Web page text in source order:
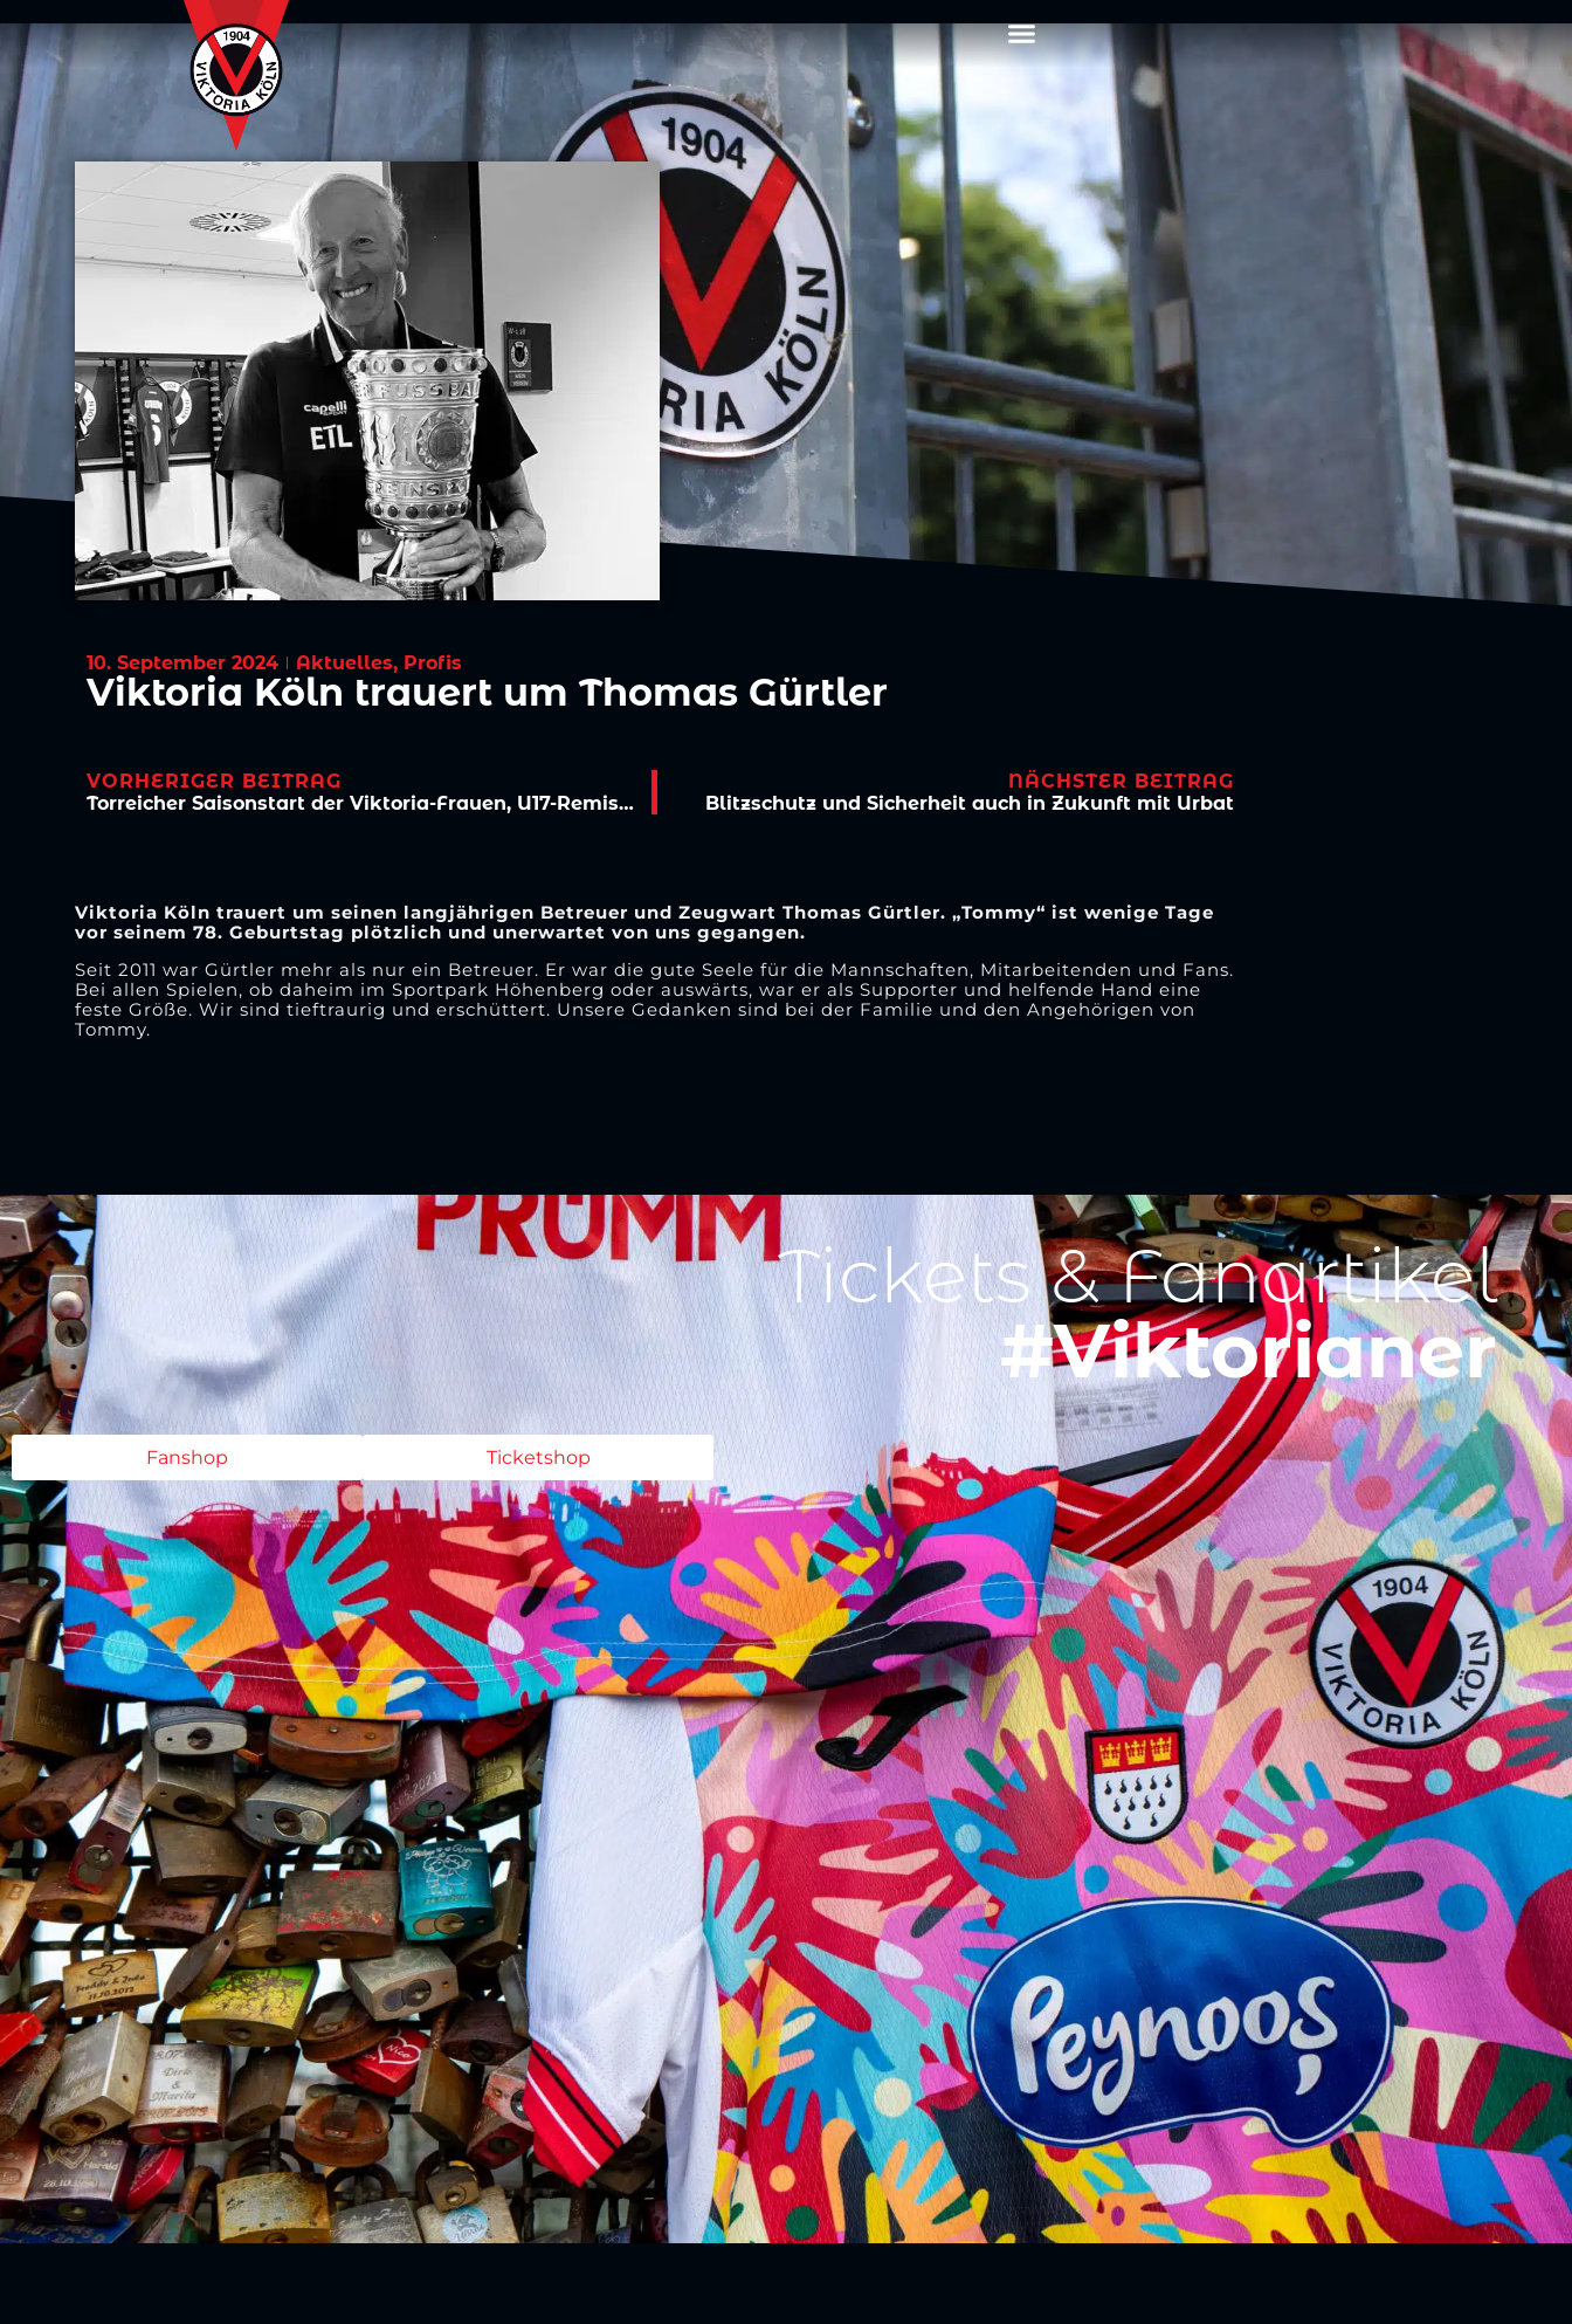
10. September 2024 Aktuelles, Profis
Viktoria Köln trauert um Thomas Gürtler
VORHERIGER BEITRAG
Torreicher Saisonstart der Viktoria-Frauen, U17-Remis in Aachen
NÄCHSTER BEITRAG
Blitzschutz und Sicherheit auch in Zukunft mit Urbat
Viktoria Köln trauert um seinen langjährigen Betreuer und Zeugwart Thomas Gürtler. „Tommy“ ist wenige Tage
vor seinem 78. Geburtstag plötzlich und unerwartet von uns gegangen.
Seit 2011 war Gürtler mehr als nur ein Betreuer. Er war die gute Seele für die Mannschaften, Mitarbeitenden und Fans.
Bei allen Spielen, ob daheim im Sportpark Höhenberg oder auswärts, war er als Supporter und helfende Hand eine
feste Größe. Wir sind tieftraurig und erschüttert. Unsere Gedanken sind bei der Familie und den Angehörigen von
Tommy.
Tickets & Fanartikel
#Viktorianer
Fanshop Ticketshop